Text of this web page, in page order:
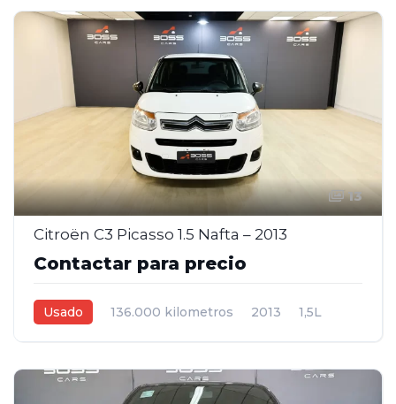
13
Citroën C3 Picasso 1.5 Nafta – 2013
Contactar para precio
Usado 136.000 kilometros 2013
1,5L